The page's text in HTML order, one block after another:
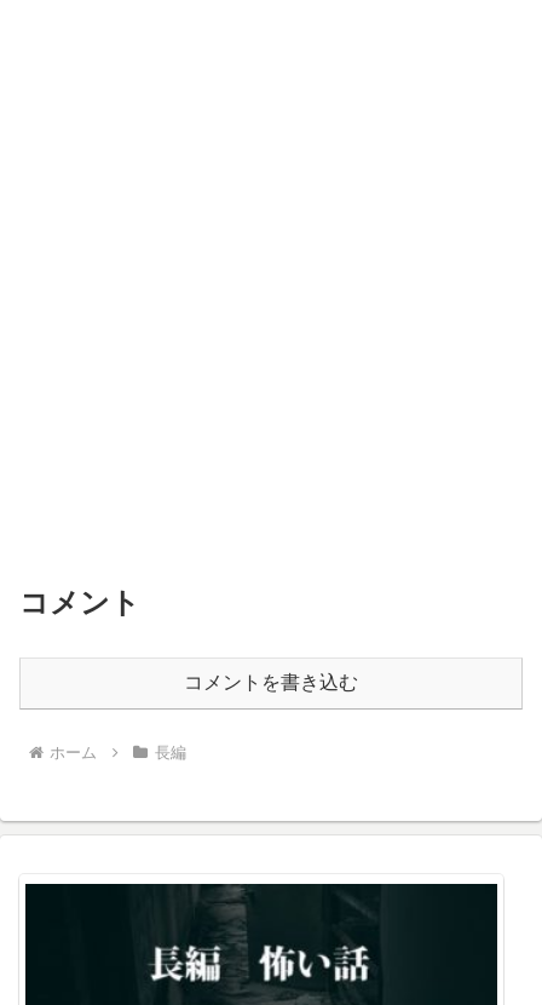
コメント
コメントを書き込む
ホーム 長編